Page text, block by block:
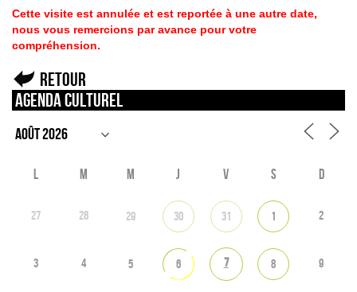
Cette visite est annulée et est reportée à une autre date,
nous vous remercions par avance pour votre
compréhension.
Retour
Agenda culturel
L M M J V S D
27 28 29 30 31 1 2
3 4 5 6 7 8 9